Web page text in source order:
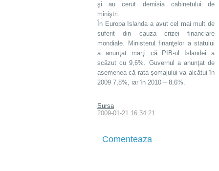
şi au cerut demisia cabinetului de
miniştri.
În Europa Islanda a avut cel mai mult de
suferit din cauza crizei financiare
mondiale. Ministerul finanţelor a statului
a anunţat marţi că PIB-ul Islandei a
scăzut cu 9,6%. Guvernul a anunţat de
asemenea că rata şomajului va alcătui în
2009 7,8%, iar în 2010 – 8,6%.
Sursa
2009-01-21 16:34:21
Comenteaza